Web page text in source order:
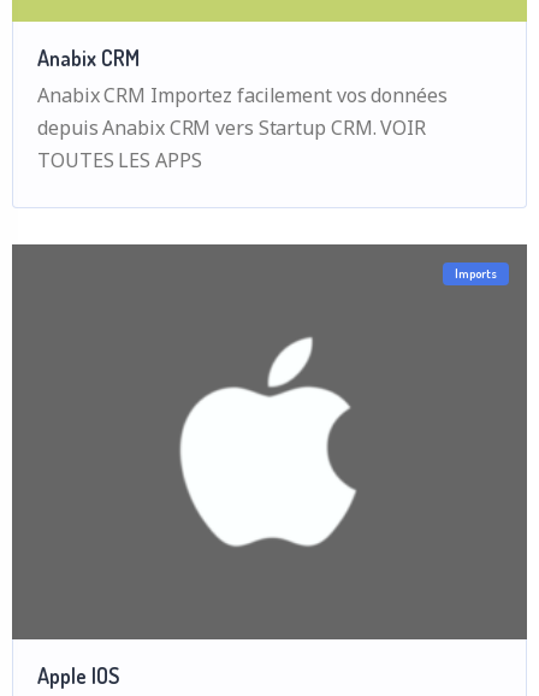
Anabix CRM
Anabix CRM Importez facilement vos données
depuis Anabix CRM vers Startup CRM. VOIR
TOUTES LES APPS
Imports
Apple IOS